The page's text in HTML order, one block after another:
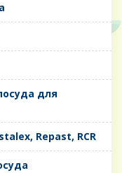
для
Repast, RCR